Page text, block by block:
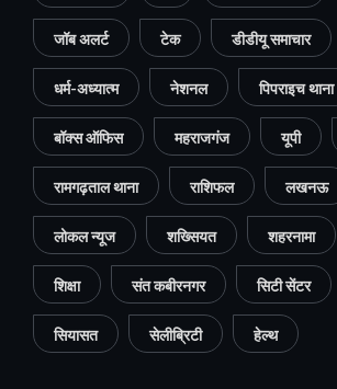
जॉब अलर्ट टेक डीडीयू समाचार
धर्म-अध्यात्म नेशनल पिपराइच थाना
बॉक्स ऑफिस महराजगंज यूपी
रामगढ़ताल थाना राशिफल लखनऊ
लोकल न्यूज शख्सियत शहरनामा
शिक्षा संत कबीरनगर सिटी सेंटर
सियासत सेलीब्रिटी हेल्थ